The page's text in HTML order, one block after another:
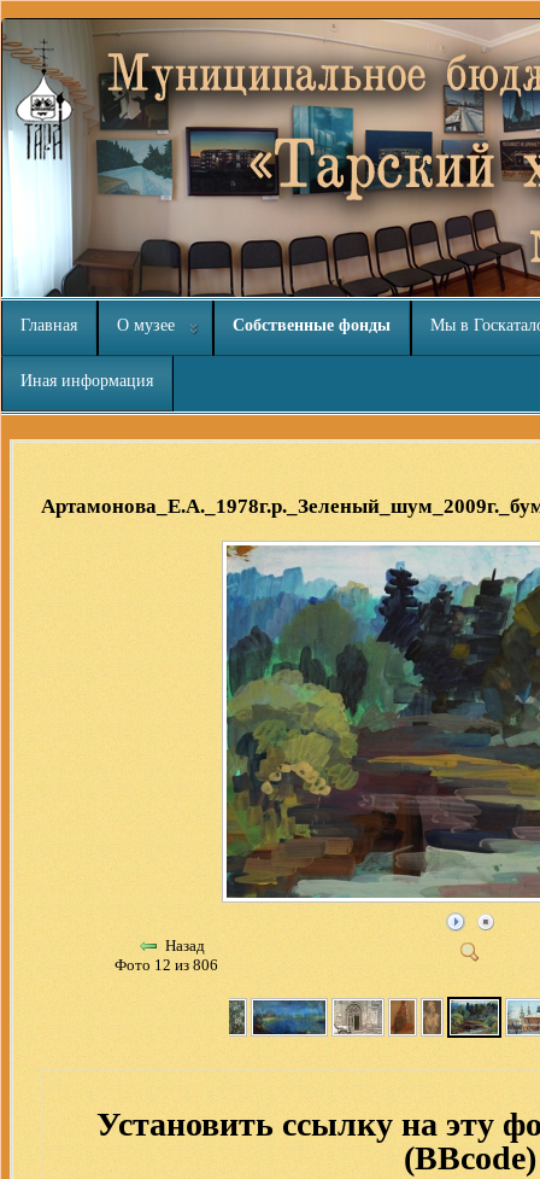
Главная О музее Собственные фонды Мы в
Иная информация
Назад
Фото 12 из 806
Установить ссылку на эту
(BBcode)